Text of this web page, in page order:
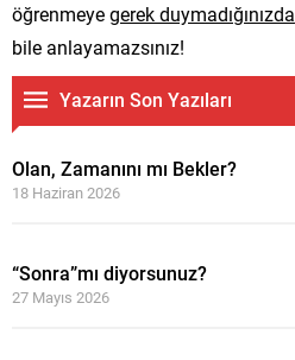
öğrenmeyegerek duymadığınızda
bile anlayamazsınız!
Yazarın Son Yazıları
Olan, Zamanını mı Bekler?
18 Haziran 2026
“Sonra”mı diyorsunuz?
27 Mayıs 2026